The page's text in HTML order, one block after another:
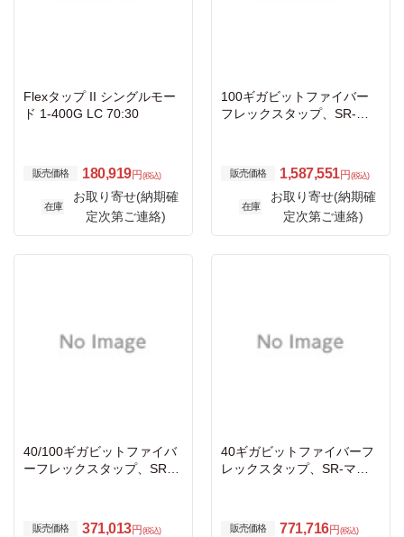
Flexタップ II シングルモー
ド 1-400G LC 70:30
販売価格 180,919円 (税込)
在庫
お取り寄せ(納期確
定次第ご連絡)
100ギガビットファイバー
フレックスタップ、SR-マ
販売価格 1,587,551円 (税込)
在庫
お取り寄せ(納期確
定次第ご連絡)
40/100ギガビットファイバ
ーフレックスタップ、SR-
販売価格 371,013円 (税込)
40ギガビットファイバーフ
レックスタップ、SR-マル
販売価格 771,716円 (税込)